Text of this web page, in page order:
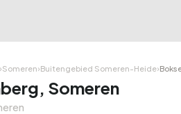
›Someren›Buitengebied Someren-Heide›
Someren